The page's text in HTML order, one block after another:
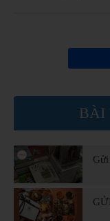
BÀI